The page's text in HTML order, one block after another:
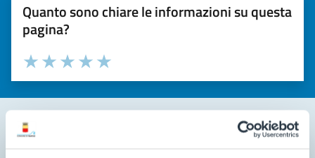
Quanto sono chiare le informazioni su questa
pagina?
Valuta la chiarezza delle informazioni (da 1 a 5 stelle)
Seleziona il numero di stelle per valutare la chiarezza delle
Valuta 5 stelle su 5
Valuta 4 stelle su 5
Valuta 3 stelle su 5
Valuta 2 stelle su 5
Valuta 1 stelle su 5